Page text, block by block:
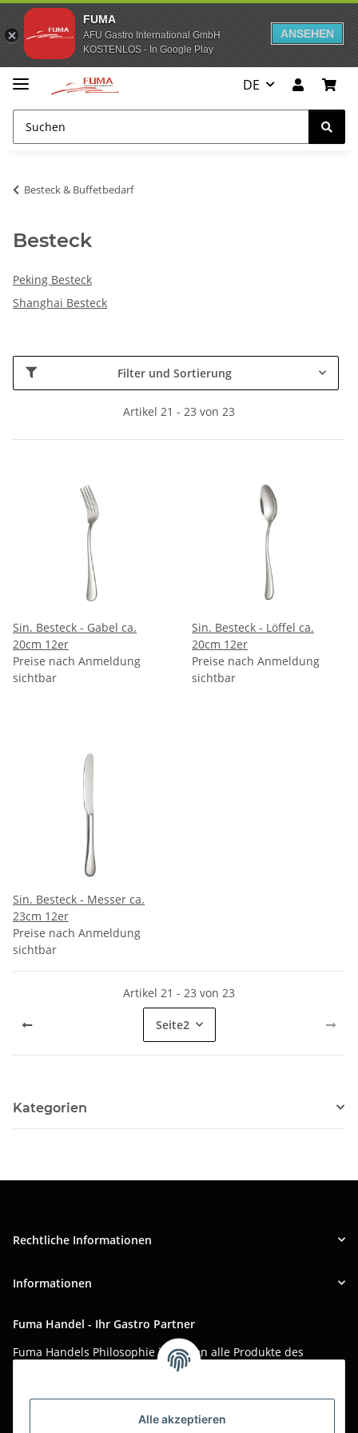
FUMA
AFU Gastro International GmbH
KOSTENLOS - In Google Play
ANSEHEN
Alle akzeptieren
DE
Besteck & Buffetbedarf
Besteck
Peking Besteck
Shanghai Besteck
Filter und Sortierung
Artikel 21 - 23 von 23
Sin. Besteck - Gabel ca.
20cm 12er
Preise nach Anmeldung
sichtbar
Sin. Besteck - Löffel ca.
20cm 12er
Preise nach Anmeldung
sichtbar
Sin. Besteck - Messer ca.
23cm 12er
Preise nach Anmeldung
sichtbar
Artikel 21 - 23 von 23
Seite2
Kategorien
Rechtliche Informationen
Informationen
Fuma Handel - Ihr Gastro Partner
Fuma Handels Philosophie ist, Ihnen alle Produkte des
täglichen Gastro-Alltags zu günstigen Online-Preisen mit
Asiatika, Gastraum-Dekorationen, Tischgedeck, Servietten,